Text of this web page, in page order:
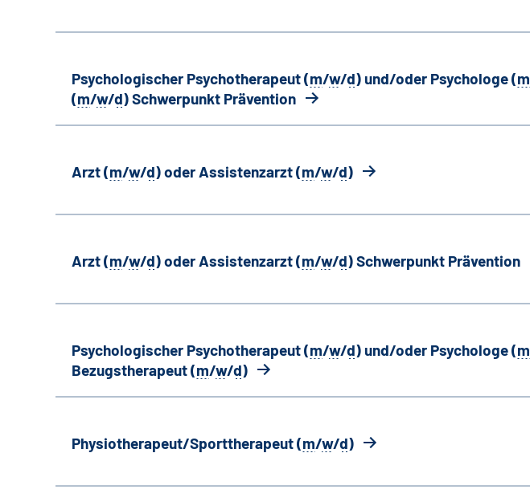
Psychologischer Psychotherapeut (m/w/d) und/oder Psychologe (m
(m/w/d) Schwerpunkt Prävention
Arzt (m/w/d) oder Assistenzarzt (m/w/d)
Arzt (m/w/d) oder Assistenzarzt (m/w/d) Schwerpunkt Prävention
Psychologischer Psychotherapeut (m/w/d) und/oder Psychologe (m
Bezugstherapeut (m/w/d)
Physiotherapeut/Sporttherapeut (m/w/d)